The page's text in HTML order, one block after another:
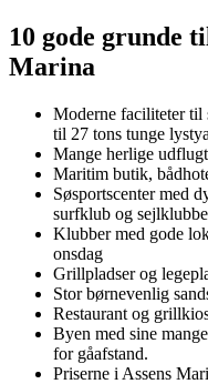
10 gode grunde
Marina
Moderne faciliteter til
til 27 tons tunge
Mange herlige
Maritim butik,
Søsportscenter med
surfklub og
Klubber med gode
onsdag
Grillpladser og
Stor børnevenlig
Restaurant og
Byen med sine
for gåafstand.
Priserne i Assens